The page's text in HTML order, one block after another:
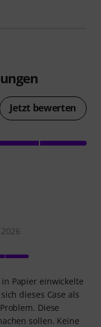
Jetzt bewerten
Papier einwickelte
dieses Case als
Diese
sollen. Keine